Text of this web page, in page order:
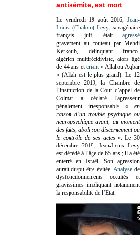
antisémite, est mort
Le vendredi 19 août 2016, Jean-
Louis (Chalom) Levy, sexagénaire
français juif, était agressé
gravement au couteau par Mehdi
Kerkoub, délinquant franco-
algérien multirécidiviste, alors âgé
de 44 ans etcriant « Allahou Aqbar
» (Allah est le plus grand). Le 12
septembre 2019, la Chambre de
l’instruction de la Cour d’appel de
Colmar a déclaré l’agresseur
pénalement irresponsable «en
raison d’un trouble psychique ou
neuropsychique ayant, au moment
des faits, aboli son discernement ou
le contrôle de ses actes». Le 30
décembre 2019, Jean-Louis Levy
est décédé à l’âge de 65 ans ; il a été
enterré en Israël. Son agression
aurait du/pu être évitée. Analysede
dysfonctionnements occultés et
gravissimes impliquant notamment
la responsabilité de l’Etat.